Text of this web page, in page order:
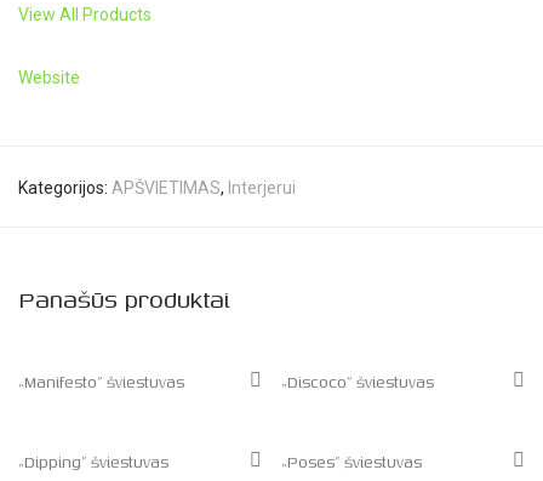
View All Products
Website
Kategorijos: APŠVIETIMAS, Interjerui
Panašūs produktai
„Manifesto” šviestuvas „Discoco” šviestuvas
„Dipping” šviestuvas „Poses” šviestuvas